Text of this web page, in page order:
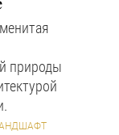
природы